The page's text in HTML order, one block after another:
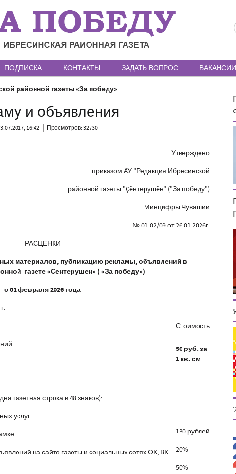
ПОДПИСКА КОНТАКТЫ ЗАДАТЬ ВОПРОС ВАКАНСИИ
районной газеты «За победу»
и объявления
16:42 Просмотров: 32730
Утверждено
приказом АУ "Редакция Ибресинской
районной газеты "Çĕнтерÿшĕн" ("За победу")
Минцифры Чувашии
№ 01-02/09 от 26.01.2026г.
РАСЦЕНКИ
материалов, публикацию рекламы, объявлений в
газете «Сентерушен» ( «За победу»)
с 01 февраля 2026 года
Стоимость
газетная строка в 48 знаков):
услуг
на сайте газеты и социальных сетях ОК, ВК
50 руб. за
1 кв. см
130 рублей
20%
50%